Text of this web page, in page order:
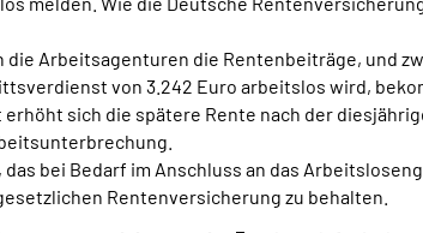
Arbeitsagenturen die Rentenbeiträge, und
von 3.242 Euro arbeitslos wird,
sich die spätere Rente nach der
bei Bedarf im Anschluss an das
Rentenversicherung zu behalten.